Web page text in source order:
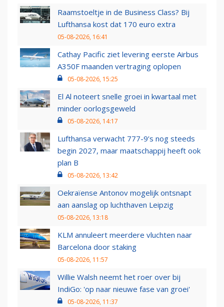
Raamstoeltje in de Business Class? Bij
Lufthansa kost dat 170 euro extra
05-08-2026, 16:41
Cathay Pacific ziet levering eerste Airbus
A350F maanden vertraging oplopen
05-08-2026, 15:25
El Al noteert snelle groei in kwartaal met
minder oorlogsgeweld
05-08-2026, 14:17
Lufthansa verwacht 777-9’s nog steeds
begin 2027, maar maatschappij heeft ook
plan B
05-08-2026, 13:42
Oekraïense Antonov mogelijk ontsnapt
aan aanslag op luchthaven Leipzig
05-08-2026, 13:18
KLM annuleert meerdere vluchten naar
Barcelona door staking
05-08-2026, 11:57
Willie Walsh neemt het roer over bij
IndiGo: 'op naar nieuwe fase van groei'
05-08-2026, 11:37